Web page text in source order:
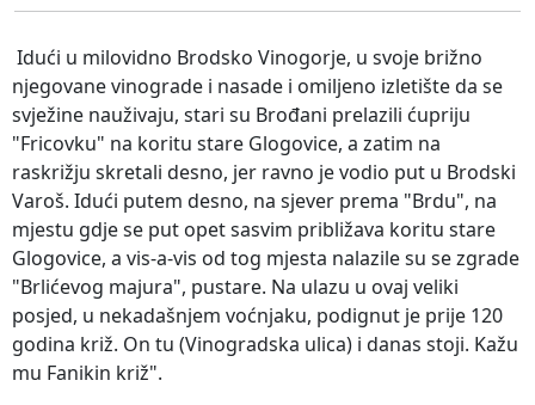
Idući u milovidno Brodsko Vinogorje, u svoje brižno
njegovane vinograde i nasade i omiljeno izletište da se
svježine nauživaju, stari su Brođani prelazili ćupriju
"Fricovku" na koritu stare Glogovice, a zatim na
raskrižju skretali desno, jer ravno je vodio put u Brodski
Varoš. Idući putem desno, na sjever prema "Brdu", na
mjestu gdje se put opet sasvim približava koritu stare
Glogovice, a vis-a-vis od tog mjesta nalazile su se zgrade
"Brlićevog majura", pustare. Na ulazu u ovaj veliki
posjed, u nekadašnjem voćnjaku, podignut je prije 120
godina križ. On tu (Vinogradska ulica) i danas stoji. Kažu
mu Fanikin križ".